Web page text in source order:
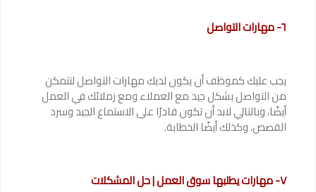
٦- مهارات التواصل
يجب عليك كموظف أن يكون لديك مهارات التواصل لتتمكن
من التواصل بشكل جيد مع العملاء ومع زملائك في العمل
أيضًا، وبالتالي لابد أن تكون قادرًا على الاستماع الجيد وسرد
القصص، وكذلك أيضًا الخطابة.
٧- مهارات يطلبها سوق العمل | حل المشكلات